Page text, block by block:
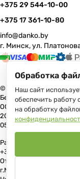
+375 29 544-10-00
+375 17 361-10-80
info@danko.by
г. Минск, ул.
© 2026 Данко Бай:
Беларуси
ООО «Гранд Парк»,
204 В торговом реестре
05.11.2008,
Рассмотрение
+375 (29) 191-10-80,
Отдел торговли и услуг
г.Минска: тел.
Обработка
Наш сайт
обеспечить работу
на обработку